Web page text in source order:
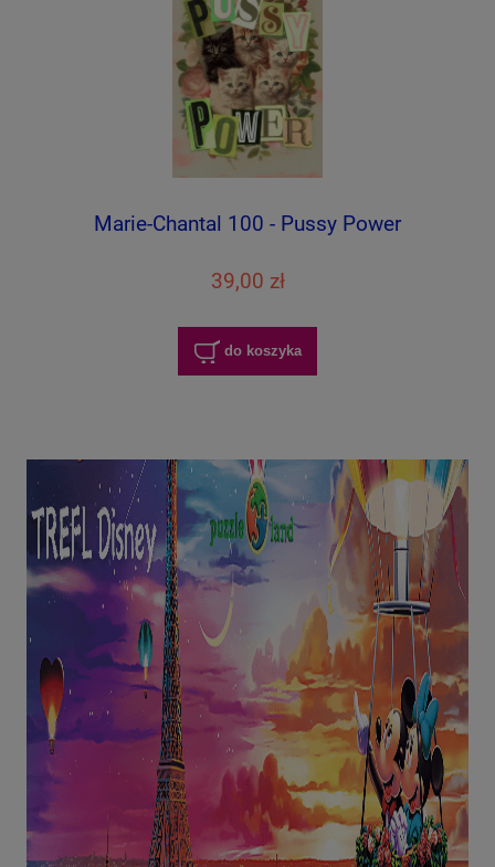
Marie-Chantal 100 - Pussy Power
39,00 zł
do koszyka